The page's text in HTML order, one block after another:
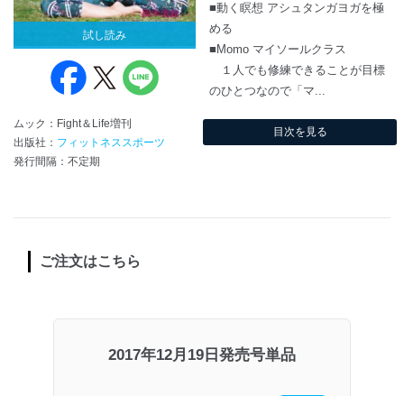
試し読み
ムック：Fight＆Life増刊
出版社： フィットネススポーツ
発行間隔：不定期
■動く瞑想 アシュタンガヨガを極
める
■Momo マイソールクラス
１人でも修練できることが目標
のひとつなので「マ...
目次を見る
ご注文はこちら
2017年12月19日発売号単品